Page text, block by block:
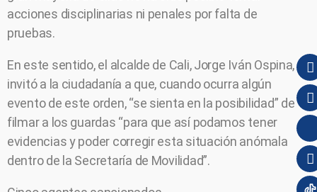
acciones disciplinarias ni penales por falta de
pruebas.
En este sentido, el alcalde de Cali, Jorge Iván Ospina,
invitó a la ciudadanía a que, cuando ocurra algún
evento de este orden, “se sienta en la posibilidad” de
filmar a los guardas “para que así podamos tener
evidencias y poder corregir esta situación anómala
dentro de la Secretaría de Movilidad”.